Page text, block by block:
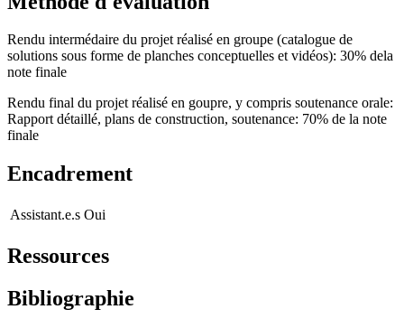
Rendu intermédaire du projet réalisé en groupe (catalogue de
solutions sous forme de planches conceptuelles et vidéos): 30% dela
note finale
Rendu final du projet réalisé en goupre, y compris soutenance orale:
Rapport détaillé, plans de construction, soutenance: 70% de la note
finale
Encadrement
Assistant.e.s Oui
Ressources
Bibliographie